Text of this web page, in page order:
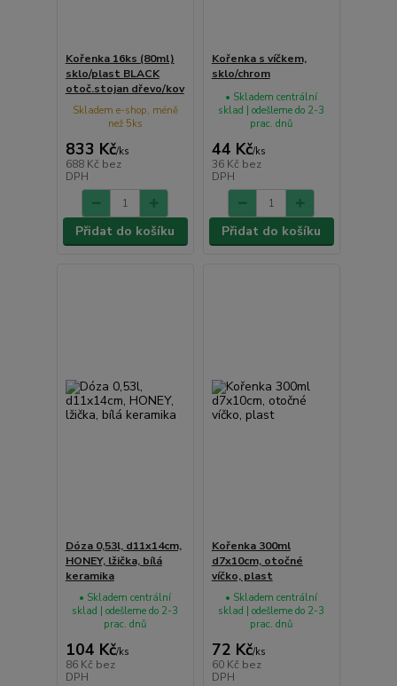
Kořenka 16ks (80ml)
sklo/plast BLACK
otoč.stojan dřevo/kov
833 Kč/ks
688 Kč bez
DPH
Skladem e-shop, méně
než 5ks
Přidat do košíku
Kořenka s víčkem,
sklo/chrom
44 Kč/ks
36 Kč bez
DPH
• Skladem centrální
sklad | odešleme do 2-3
prac. dnů
Přidat do košíku
Dóza 0,53l, d11x14cm,
HONEY, lžička, bílá
keramika
104 Kč/ks
86 Kč bez
DPH
• Skladem centrální
sklad | odešleme do 2-3
prac. dnů
Kořenka 300ml
d7x10cm, otočné
víčko, plast
72 Kč/ks
60 Kč bez
DPH
• Skladem centrální
sklad | odešleme do 2-3
prac. dnů